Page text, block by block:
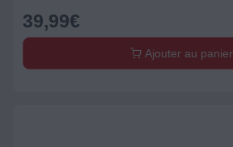
39,99€
Ajouter au panier